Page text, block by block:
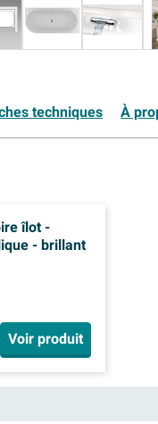
techniques À
îlot -
- brillant
Voir produit